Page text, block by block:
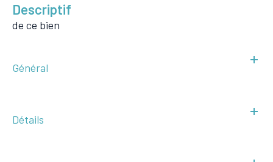
descriptif
de ce bien
Général
Détails